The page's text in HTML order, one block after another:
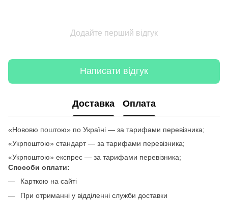
Додайте перший відгук
Написати відгук
Доставка Оплата
«Нововю поштою» по Україні — за тарифами перевізника;
«Укрпоштою» стандарт — за тарифами перевізника;
«Укрпоштою» експрес — за тарифами перевізника;
Способи оплати:
Карткою на сайті
При отриманні у відділенні служби доставки